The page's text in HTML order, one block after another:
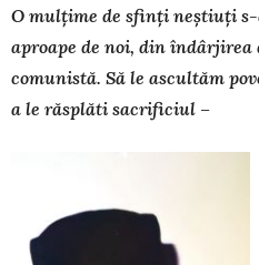
O mulțime de sfinți neștiuți
aproape de noi, din
comunistă. Să le ascultăm
a le răsplăti sacrificiul –